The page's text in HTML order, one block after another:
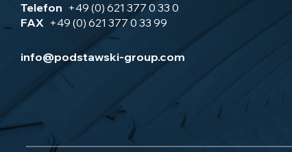
Telefon +49 (0) 621 377 0 33 0
FAX +49 (0) 621 377 0 33 99
info@podstawski-group.com